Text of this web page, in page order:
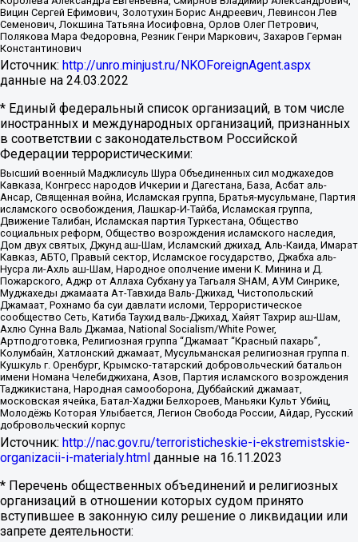
Вицин Сергей Ефимович, Золотухин Борис Андреевич, Левинсон Лев
Семенович, Локшина Татьяна Иосифовна, Орлов Олег Петрович,
Полякова Мара Федоровна, Резник Генри Маркович, Захаров Герман
Константинович
Источник: http://unro.minjust.ru/NKOForeignAgent.aspx
данные на 24.03.2022
* Единый федеральный список организаций, в том числе
иностранных и международных организаций, признанных
в соответствии с законодательством Российской
Федерации террористическими:
Высший военный Маджлисуль Шура Объединенных сил моджахедов
Кавказа, Конгресс народов Ичкерии и Дагестана, База, Асбат аль-
Ансар, Священная война, Исламская группа, Братья-мусульмане, Партия
исламского освобождения, Лашкар-И-Тайба, Исламская группа,
Движение Талибан, Исламская партия Туркестана, Общество
социальных реформ, Общество возрождения исламского наследия,
Дом двух святых, Джунд аш-Шам, Исламский джихад, Аль-Каида, Имарат
Кавказ, АБТО, Правый сектор, Исламское государство, Джабха аль-
Нусра ли-Ахль аш-Шам, Народное ополчение имени К. Минина и Д.
Пожарского, Аджр от Аллаха Субхану уа Тагьаля SHAM, АУМ Синрике,
Муджахеды джамаата Ат-Тавхида Валь-Джихад, Чистопольский
Джамаат, Рохнамо ба суи давлати исломи, Террористическое
сообщество Сеть, Катиба Таухид валь-Джихад, Хайят Тахрир аш-Шам,
Ахлю Сунна Валь Джамаа, National Socialism/White Power,
Артподготовка, Религиозная группа “Джамаат “Красный пахарь”,
Колумбайн, Хатлонский джамаат, Мусульманская религиозная группа п.
Кушкуль г. Оренбург, Крымско-татарский добровольческий батальон
имени Номана Челебиджихана, Азов, Партия исламского возрождения
Таджикистана, Народная самооборона, Дуббайский джамаат,
московская ячейка, Батал-Хаджи Белхороев, Маньяки Культ Убийц,
Молодёжь Которая Улыбается, Легион Свобода России, Айдар, Русский
добровольческий корпус
Источник: http://nac.gov.ru/terroristicheskie-i-ekstremistskie-
organizacii-i-materialy.html данные на 16.11.2023
* Перечень общественных объединений и религиозных
организаций в отношении которых судом принято
вступившее в законную силу решение о ликвидации или
запрете деятельности: